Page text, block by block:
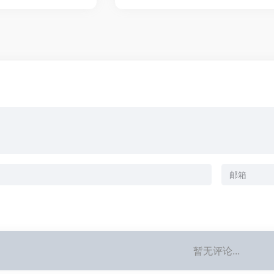
暂无评论...